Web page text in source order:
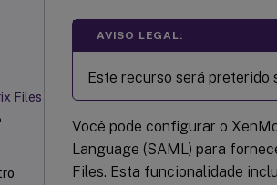
Files
AVISO LEGAL:
Este recurso será preterido
Você pode configurar o
Language (SAML) para
Files. Esta funcionalidade